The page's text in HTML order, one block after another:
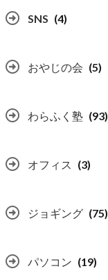
SNS (4)
おやじの会 (5)
わらふく塾 (93)
オフィス (3)
ジョギング (75)
パソコン (19)